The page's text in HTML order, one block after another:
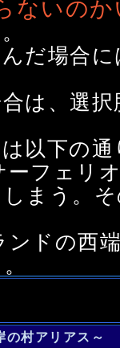
ないの
だ場合
は、選
以下の
ーフェリ
まう。
ンドの西
アリアス～